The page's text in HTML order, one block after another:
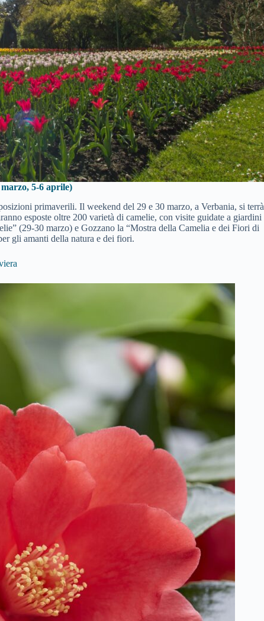
5-6 aprile)
primaverili. Il weekend del 29 e 30 marzo, a Verbania, si terrà
esposte oltre 200 varietà di camelie, con visite guidate a giardini
(29-30 marzo) e Gozzano la “Mostra della Camelia e dei Fiori di
gli amanti della natura e dei fiori.